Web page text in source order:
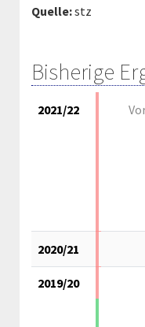
Quelle:stz
Bisherige
2021/22
2020/21
2019/20